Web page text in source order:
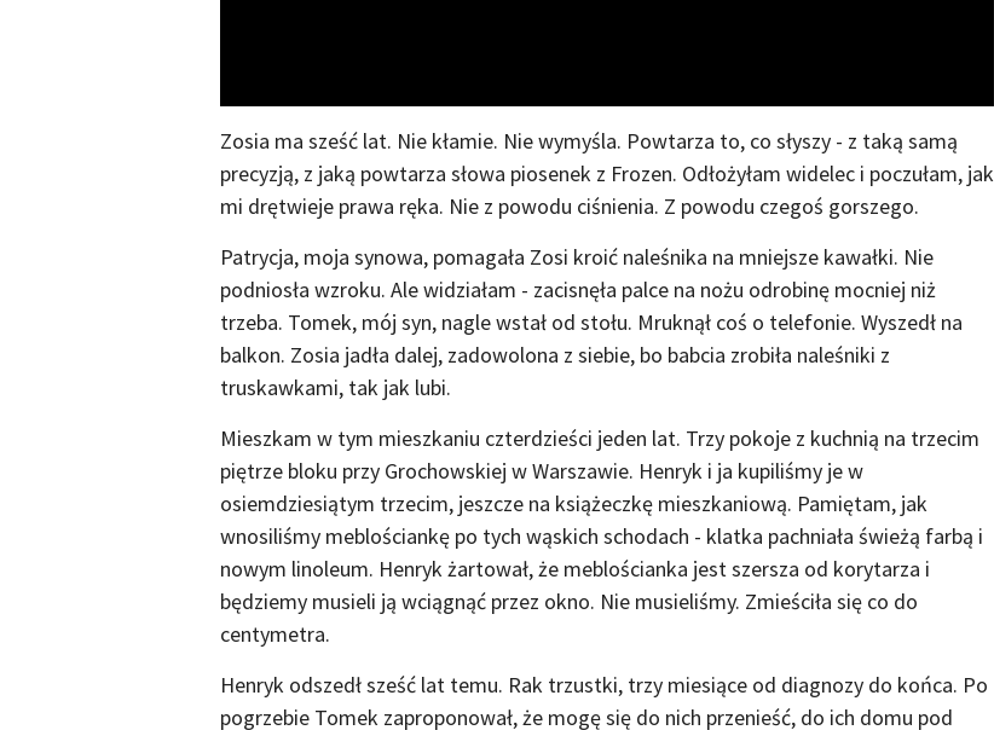
Zosia ma sześć lat. Nie kłamie. Nie wymyśla. Powtarza to, co słyszy - z taką samą
precyzją, z jaką powtarza słowa piosenek z Frozen. Odłożyłam widelec i poczułam, jak
mi drętwieje prawa ręka. Nie z powodu ciśnienia. Z powodu czegoś gorszego.
Patrycja, moja synowa, pomagała Zosi kroić naleśnika na mniejsze kawałki. Nie
podniosła wzroku. Ale widziałam - zacisnęła palce na nożu odrobinę mocniej niż
trzeba. Tomek, mój syn, nagle wstał od stołu. Mruknął coś o telefonie. Wyszedł na
balkon. Zosia jadła dalej, zadowolona z siebie, bo babcia zrobiła naleśniki z
truskawkami, tak jak lubi.
Mieszkam w tym mieszkaniu czterdzieści jeden lat. Trzy pokoje z kuchnią na trzecim
piętrze bloku przy Grochowskiej w Warszawie. Henryk i ja kupiliśmy je w
osiemdziesiątym trzecim, jeszcze na książeczkę mieszkaniową. Pamiętam, jak
wnosiliśmy meblościankę po tych wąskich schodach - klatka pachniała świeżą farbą i
nowym linoleum. Henryk żartował, że meblościanka jest szersza od korytarza i
będziemy musieli ją wciągnąć przez okno. Nie musieliśmy. Zmieściła się co do
centymetra.
Henryk odszedł sześć lat temu. Rak trzustki, trzy miesiące od diagnozy do końca. Po
pogrzebie Tomek zaproponował, że mogę się do nich przenieść, do ich domu pod